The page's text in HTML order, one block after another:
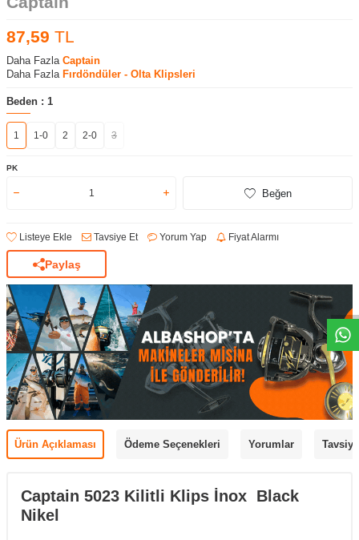
87,59 TL
Daha Fazla Captain
Daha Fazla Fırdöndüler - Olta Klipsleri
Beden : 1
1 1-0 2 2-0 3
PK
Beğen
Listeye Ekle Tavsiye Et Yorum Yap Fiyat Alarmı
Paylaş
Ürün Açıklaması Ödeme Seçenekleri Yorumlar
Captain 5023 Kilitli Klips İnox Black
Nikel